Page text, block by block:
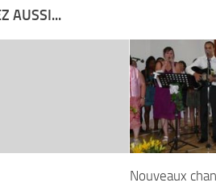
AUSSI...
Nouveaux